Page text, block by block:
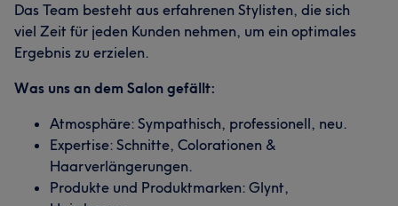
Das Team besteht aus erfahrenen Stylisten, die sich
viel Zeit für jeden Kunden nehmen, um ein optimales
Ergebnis zu erzielen.
Was uns an dem Salon gefällt:
Atmosphäre: Sympathisch, professionell, neu.
Expertise: Schnitte, Colorationen &
Haarverlängerungen.
Produkte und Produktmarken: Glynt,